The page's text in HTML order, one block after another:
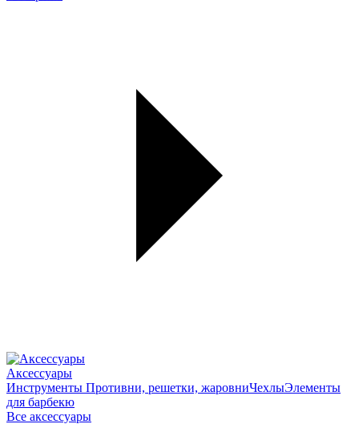
Аксессуары
Инструменты Противни, решетки, жаровниЧехлыЭлементы
для барбекю
Все аксессуары